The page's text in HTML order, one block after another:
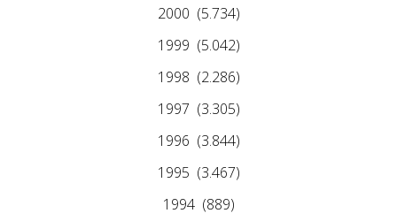
2000 (5.734)
1999 (5.042)
1998 (2.286)
1997 (3.305)
1996 (3.844)
1995 (3.467)
1994 (889)